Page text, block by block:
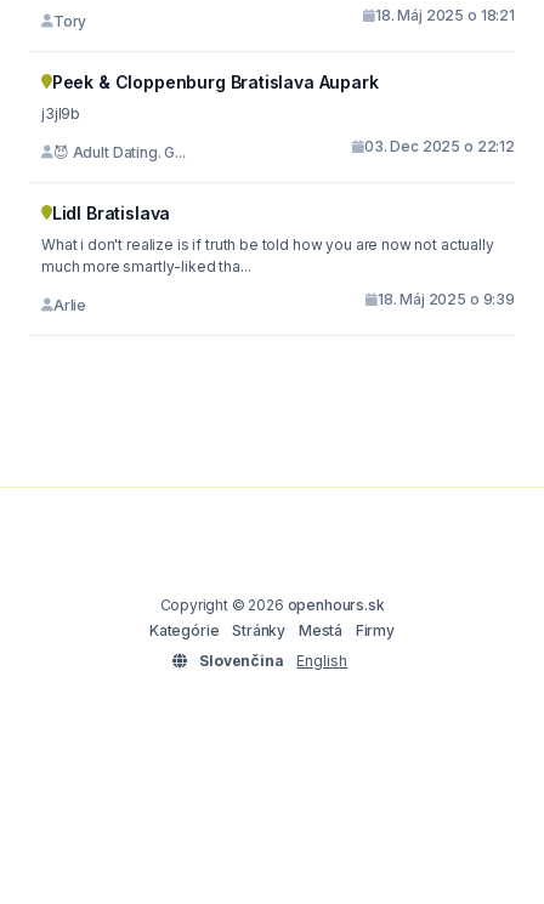
Tory 18. Máj 2025 o 18:21
Peek & Cloppenburg Bratislava Aupark
j3jl9b
😈 Adult Dating. G... 03. Dec 2025 o 22:12
Lidl Bratislava
What i don't realize is if truth be told how you are now not actually
much more smartly-liked tha...
Arlie 18. Máj 2025 o 9:39
Copyright © 2026 openhours.sk
Kategórie
Stránky Mestá
Firmy
Slovenčina
English